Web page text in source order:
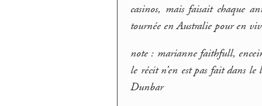
casinos, mais faisait chaque
tournée en Australie pour en
note : marianne faithfull,
le récit n’en est pas fait dans
Dunbar